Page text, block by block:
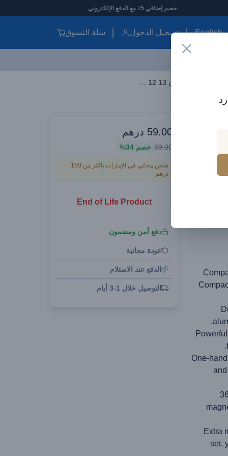
خصم إضافي 5٪ مع الدفع الإلكتروني
English تسجيل الدخول سلة التسوق
One-
Extra
set,
59.00 درهم
89.00 خصم 34%
شحن مجاني في الإمارات بأكثر من 150
درهم
End of Life Product
دفع آمن ومضمون
عودة مجانية
الدفع عند الاستلام
التوصيل خلال 1-3 أيام